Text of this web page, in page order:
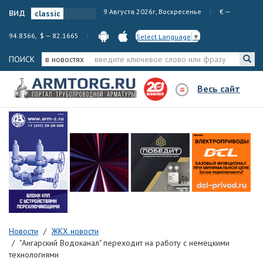
вид 9 Августа 2026г, Воскресенье € —
94.8366, $ — 82.1665 Select Language ▼
ПОИСК в новостях
Весь сайт
Новости
ЖКХ новости
"Ангарский Водоканал" переходит на работу с немецкими
технологиями